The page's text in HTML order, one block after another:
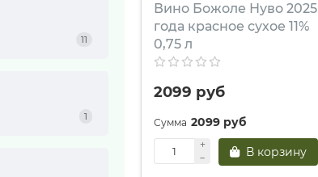
11
1
Вино Божоле Нуво 2025
года красное сухое 11%
0,75 л
2099 руб
2099 руб
В корзину